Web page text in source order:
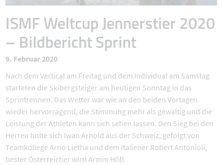
ISMF Weltcup Jennerstier 2020
– Bildbericht Sprint
9. Februar 2020
Nach dem Vertical am Freitag und dem Individual am Samstag
starteten die Skibergsteiger am heutigen Sonntag in das
Sprintrennen. Das Wetter war wie an den beiden Vortagen
wieder hervorragend, die Stimmung mehr als gewaltig und die
Leistung der Athleten kann sich sehen lassen. Den Sieg bei den
Herren holte sich Iwan Arnold aus der Schweiz, gefolgt von
Teamkollege Arno Lietha und dem Italiener Robert Antonioli,
bester Österreicher wird Armin Höfl.